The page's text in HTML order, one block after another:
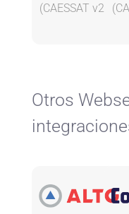
(CAESSAT v2)
Otros